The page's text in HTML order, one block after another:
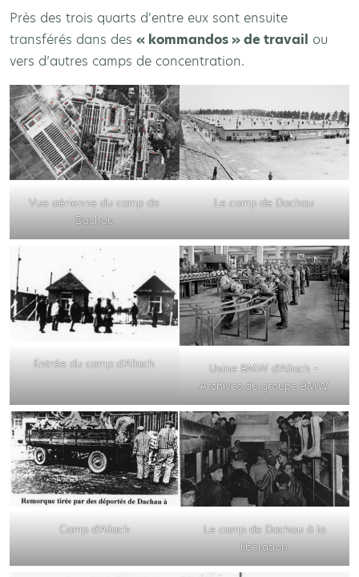
Près des trois quarts d’entre eux sont ensuite
transférés dans des « kommandos » de travail ou
vers d’autres camps de concentration.
Vue aérienne du camp de
Dachau
Le camp de Dachau
Entrée du camp d’Allach
Usine BMW d’Allach –
Archives du groupe BMW
Camp d’Allach
Le camp de Dachau à la
libération